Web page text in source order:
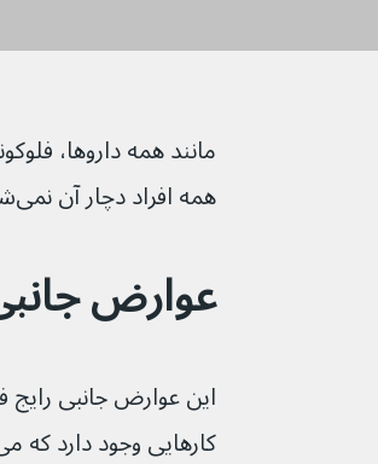
همه افراد دچار آن نمی‌شوند.
عوارض
کارهایی وجود دارد که می‌توانید برای مقابله با آنها انجام